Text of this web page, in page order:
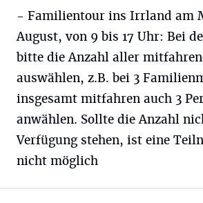
- Familientour ins Irrland am
August, von 9 bis 17 Uhr: Bei
bitte die Anzahl aller
auswählen, z.B. bei 3
insgesamt mitfahren auch 3
anwählen. Sollte die Anzahl
Verfügung stehen, ist eine
nicht möglich